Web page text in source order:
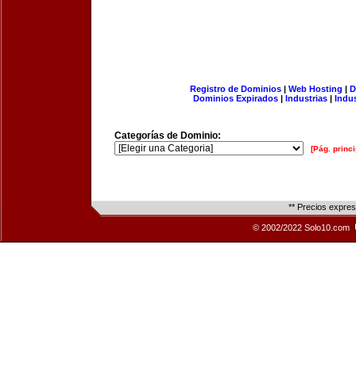
Registro de Dominios| Web Hosting |
Dominios Expirados | Industrias |
Categorías de Dominio:
[Pág.
** Precios
© 2002/2022 Solo10.com